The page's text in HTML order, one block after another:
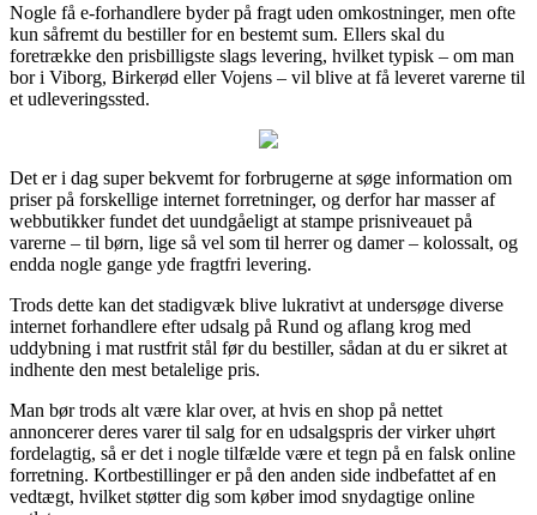
Nogle få e-forhandlere byder på fragt uden omkostninger, men ofte
kun såfremt du bestiller for en bestemt sum. Ellers skal du
foretrække den prisbilligste slags levering, hvilket typisk – om man
bor i Viborg, Birkerød eller Vojens – vil blive at få leveret varerne til
et udleveringssted.
Det er i dag super bekvemt for forbrugerne at søge information om
priser på forskellige internet forretninger, og derfor har masser af
webbutikker fundet det uundgåeligt at stampe prisniveauet på
varerne – til børn, lige så vel som til herrer og damer – kolossalt, og
endda nogle gange yde fragtfri levering.
Trods dette kan det stadigvæk blive lukrativt at undersøge diverse
internet forhandlere efter udsalg på Rund og aflang krog med
uddybning i mat rustfrit stål før du bestiller, sådan at du er sikret at
indhente den mest betalelige pris.
Man bør trods alt være klar over, at hvis en shop på nettet
annoncerer deres varer til salg for en udsalgspris der virker uhørt
fordelagtig, så er det i nogle tilfælde være et tegn på en falsk online
forretning. Kortbestillinger er på den anden side indbefattet af en
vedtægt, hvilket støtter dig som køber imod snydagtige online